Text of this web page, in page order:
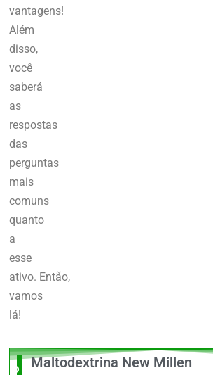
vantagens!
Além
disso,
você
saberá
as
respostas
das
perguntas
mais
comuns
quanto
a
esse
ativo. Então,
vamos
lá!
O Melhor
Maltodextrina New Millen